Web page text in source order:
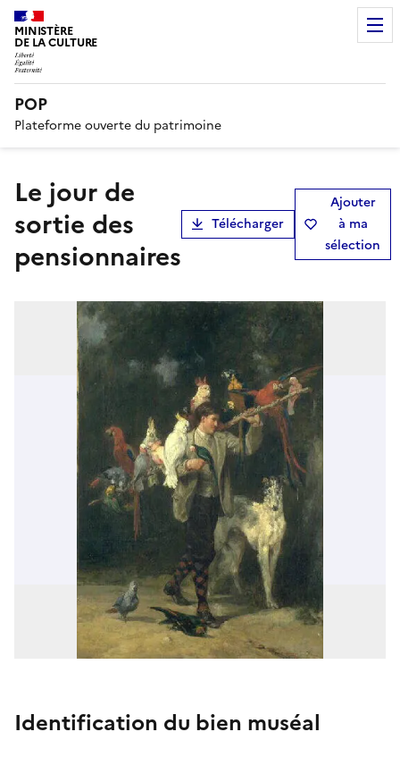
MINISTÈRE
DE LA CULTURE
POP
Plateforme ouverte du patrimoine
Le jour de
sortie des
pensionnaires
Télécharger
Ajouter
à ma
sélection
Identification du bien muséal